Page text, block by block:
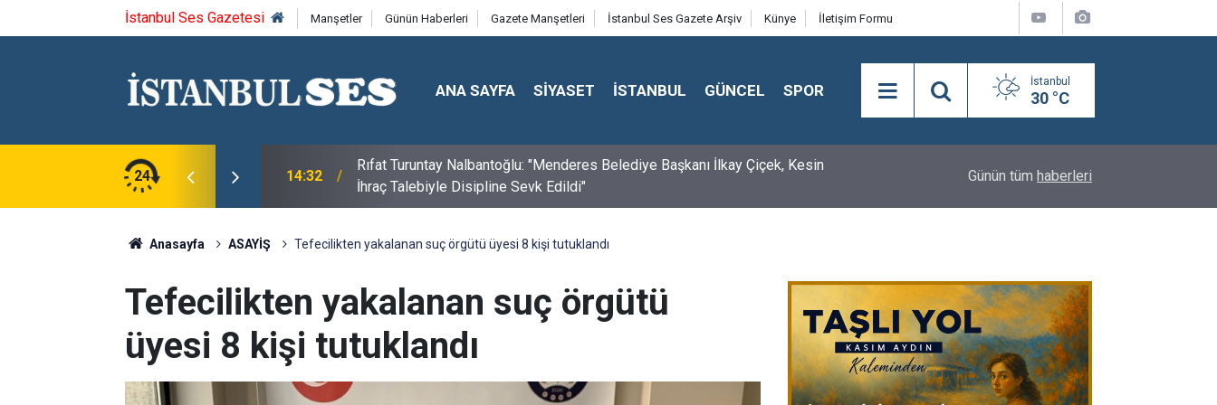
İstanbul Ses Gazetesi Manşetler Günün Haberleri Gazete Manşetleri İstanbul Ses Gazete Arşiv Künye İletişim Formu
ANA SAYFA SİYASET İSTANBUL GÜNCEL SPOR İstanbul
30 °C
24
İl Başkanlığını Ziyaret Etti 14:32
Rıfat Turuntay Nalbantoğlu: "Menderes Belediye Başkanı İlkay Çiçek, Kesin
İhraç Talebiyle Disipline Sevk Edildi"
Necdet Saraç: “Terörsüz Türkiye’den Terörsüz
Günün tüm haberleri
Anasayfa ASAYİŞ Tefecilikten yakalanan suç örgütü üyesi 8 kişi tutuklandı
Tefecilikten yakalanan suç örgütü
üyesi 8 kişi tutuklandı